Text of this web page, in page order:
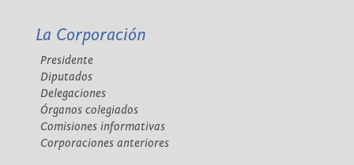
La Corporación
Presidente
Diputados
Delegaciones
Órganos colegiados
Comisiones informativas
Corporaciones anteriores